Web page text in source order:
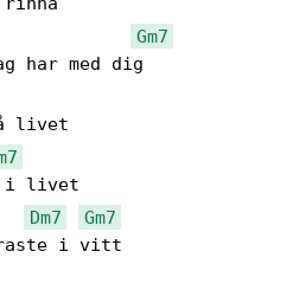
Gm7
livet
Dm7
Gm7